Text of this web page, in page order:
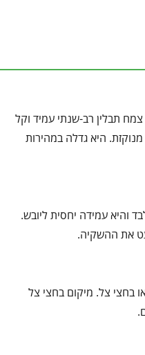
תבלין רב-שנתי עמיד וקל
היא גדלה במהירות
והיא עמידה יחסית ליובש.
את ההשקיה.
בחצי צל. מיקום בחצי צל